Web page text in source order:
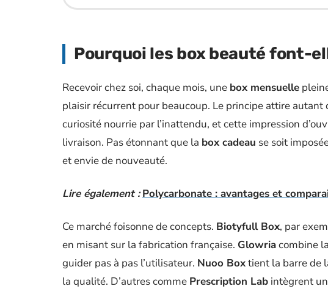
Pourquoi les box beauté font-
Recevoir chez soi, chaque mois, une box mensuelle
plaisir récurrent pour beaucoup. Le principe attire
curiosité nourrie par l’inattendu, et cette impression
livraison. Pas étonnant que la box cadeau se soit
et envie de nouveauté.
Lire également : Polycarbonate : avantages et
Ce marché foisonne de concepts. Biotyfull Box, par
en misant sur la fabrication française. Glowriacombine
guider pas à pas l’utilisateur. Nuoo Boxtient la barre de
la qualité. D’autres comme Prescription Lab intègrent